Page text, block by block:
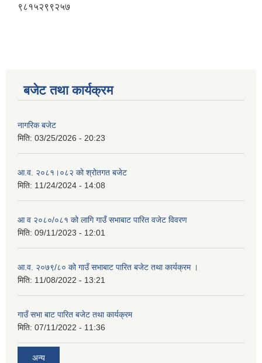
९८१५२९९२५७
बजेट तथा कार्यक्रम
नागरिक बजेट
मिति: 03/25/2026 - 20:23
आ.व. २०८१।०८२ को श्रोतगत बजेट
मिति: 11/24/2024 - 14:08
आ व २०८०/०८१ को लागि गाउँ सभाबाट पारित वजेट विवरण
मिति: 09/11/2023 - 12:01
आ.व. २०७९/८० को गाउँ सभाबाट पारित बजेट तथा कार्यक्रम ।
मिति: 11/08/2022 - 13:21
गाउँ सभा बाट पारित बजेट तथा कार्यक्रम
मिति: 07/11/2022 - 11:36
अन्य